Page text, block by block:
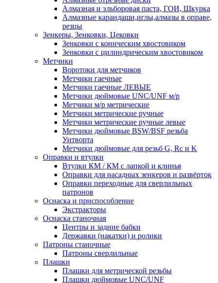
Алмазная и эльборовая паста, ГОИ, Шкурка
Алмазные карандаши,иглы,алмазы в оправе,
резцы
Зенкеры, Зенковки, Цековки
Зенковки с коническим хвостовиком
Зенковки с цилиндрическим хвостовиком
Метчики
Воротоки для метчиков
Метчики гаечные
Метчики гаечные ЛЕВЫЕ
Метчики дюймовые UNC/UNF м/р
Метчики м/р метрические
Метчики метрические ручные
Метчики метрические ручные левые
Метчики дюймовые BSW/BSF резьба
Уитворта
Метчики дюймовые для резьб G, Rc и K
Оправки и втулки
Втулки КМ / КМ с лапкой и клинья
Оправки для насадных зенкеров и развёрток
Оправки переходные для сверлильных
патронов
Оснаска и приспособление
Экстракторы
Оснаска станочная
Центры и задние бабки
Державки (накатки) и ролики
Патроны станочные
Патроны сверлильные
Плашки
Плашки для метрической резьбы
Плашки дюймовые UNC/UNF